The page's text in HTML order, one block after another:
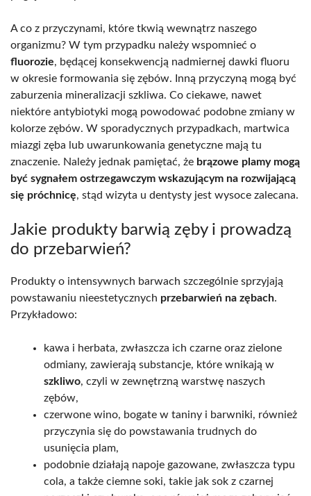
A co z przyczynami, które tkwią wewnątrz naszego
organizmu? W tym przypadku należy wspomnieć o
fluorozie, będącej konsekwencją nadmiernej dawki fluoru
w okresie formowania się zębów. Inną przyczyną mogą być
zaburzenia mineralizacji szkliwa. Co ciekawe, nawet
niektóre antybiotyki mogą powodować podobne zmiany w
kolorze zębów. W sporadycznych przypadkach, martwica
miazgi zęba lub uwarunkowania genetyczne mają tu
znaczenie. Należy jednak pamiętać, że brązowe plamy mogą
być sygnałem ostrzegawczym wskazującym na rozwijającą
się próchnicę, stąd wizyta u dentysty jest wysoce zalecana.
Jakie produkty barwią zęby i prowadzą
do przebarwień?
Produkty o intensywnych barwach szczególnie sprzyjają
powstawaniu nieestetycznych przebarwień na zębach.
Przykładowo:
kawa i herbata, zwłaszcza ich czarne oraz zielone
odmiany, zawierają substancje, które wnikają w
szkliwo, czyli w zewnętrzną warstwę naszych
zębów,
czerwone wino, bogate w taniny i barwniki, również
przyczynia się do powstawania trudnych do
usunięcia plam,
podobnie działają napoje gazowane, zwłaszcza typu
cola, a także ciemne soki, takie jak sok z czarnej